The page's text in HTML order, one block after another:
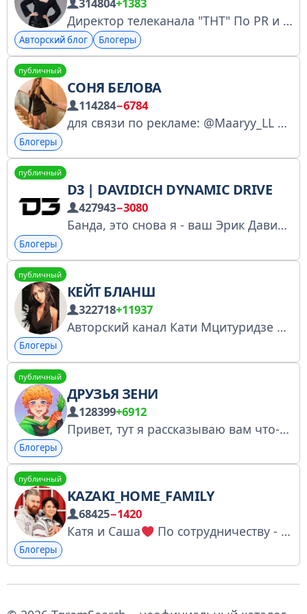
Директор телеканала "ТНТ" По PR и по вопросам рекламы - @Oleg_Knyazev_TK, Выступления - @EmpireOfMusic_Tabriz Канал сотрудничает с сервисом @Tgpodbor_official Регистрация в РКН: clck.ru/3HNq4o
Авторский блог Блогеры
публичный
СОНЯ БЕЛОВА
114284−6784
для связи по рекламе: @Maaryy_LL зарегистрирована в РКН
Блогеры
публичный
D3 | DAVIDICH DYNAMIC DRIVE
427943−3080
Банда, это снова я - ваш Эрик Давидыч и это мой новый проект D3|Davidich Dynamic Drive! D3 в MAX: https://max.ru/d3 РКН: https://gosuslugi.ru/snet/67a30ae0dc130259d59d9219 Сотрудничество: Davidich.life@gmail.com Реклама: @press_davidich
Блогеры
публичный
КЕЙТ БЛАНШ
322718+11937
Авторский канал Кати Мцитуридзе Реклама @katya_mtsituridze Реклама и ведение мероприятий Елена Шуваева @helen_shu +79857761898 Регистрация канала РКН https://knd.gov.ru/license?id=6787b2c996de59064ddb6b37&registryType=bloggersPermission
Блогеры
публичный
ДРУЗЬЯ ЗЕНИ
128399+6912
Привет, тут я рассказываю вам что-то интересное и делюсь новостями... -Предложка: @PredlozkaZENYbot -Мой магазин игр: https://zeny-shop.com/ -По рекламе и сотрудничеству можно писать на почту а так же @Den_po4emy_net, @oldpurple
Блогеры
публичный
KAZAKI_HOME_FAMILY
68425−1420
Катя и Саша По сотрудничеству - https://t.me/Polli8929 Канал включен в реестр РКН https://gosuslugi.ru/snet/67a06c6dff34a8062d0f9f49
Блогеры